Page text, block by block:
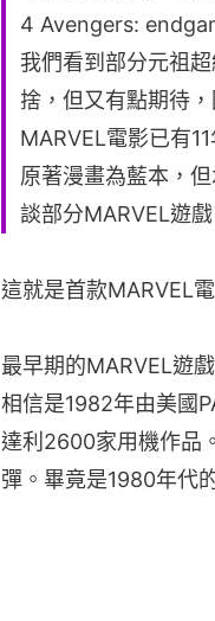
4 Avengers:
我們看到部分元祖
捨，但又有點期待
MARVEL電影已有
原著漫畫為藍本，
談部分MARVEL遊
這就是首款MARVEL
最早期的MARVEL遊
相信是1982年由美國
達利2600家用機作品
彈。畢竟是1980年代